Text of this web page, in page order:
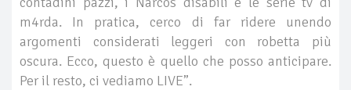
m4rda. In pratica, cerco di far ridere unendo
argomenti considerati leggeri con robetta più
oscura. Ecco, questo è quello che posso anticipare.
Per il resto, ci vediamo LIVE”.